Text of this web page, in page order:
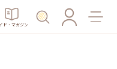
ド・マガジン